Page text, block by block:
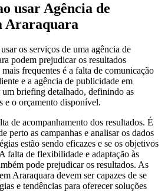
usar Agência de
Araraquara
os serviços de uma agência de
podem prejudicar os resultados
frequentes é a falta de comunicação
e a agência de publicidade em
briefing detalhado, definindo as
e o orçamento disponível.
de acompanhamento dos resultados. É
perto as campanhas e analisar os dados
estão sendo eficazes e se os objetivos
falta de flexibilidade e adaptação às
pode prejudicar os resultados. As
Araraquara devem ser capazes de se
e tendências para oferecer soluções